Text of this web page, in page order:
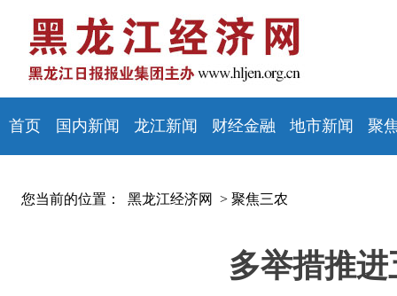
首页 国内新闻 龙江新闻 财经金融 地市新闻 聚
您当前的位置： 黑龙江经济网 > 聚焦三农
多举措推